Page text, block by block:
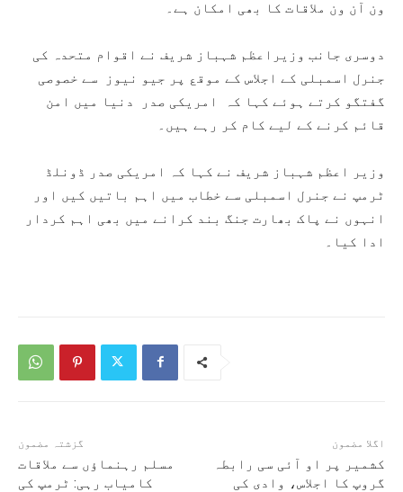
ون آن ون ملاقات کا بھی امکان ہے۔
دوسری جانب وزیراعظم شہباز شریف نے اقوام متحدہ کی
جنرل اسمبلی کے اجلاس کے موقع پر جیو نیوز سے خصوصی
گفتگو کرتے ہوئے کہا کہ امریکی صدر دنیا میں امن
قائم کرنے کے لیے کام کر رہے ہیں۔
وزیر اعظم شہباز شریف نے کہا کہ امریکی صدر ڈونلڈ
ٹرمپ نے جنرل اسمبلی سے خطاب میں اہم باتیں کیں اور
انہوں نے پاک بھارت جنگ بند کرانے میں بھی اہم کردار
ادا کیا۔
گزشتہ مضمون
مسلم رہنماؤں سے ملاقات
کامیاب رہی: ٹرمپ کی
اگلا مضمون
کشمیر پر او آئی سی رابطہ
گروپ کا اجلاس، وادی کی